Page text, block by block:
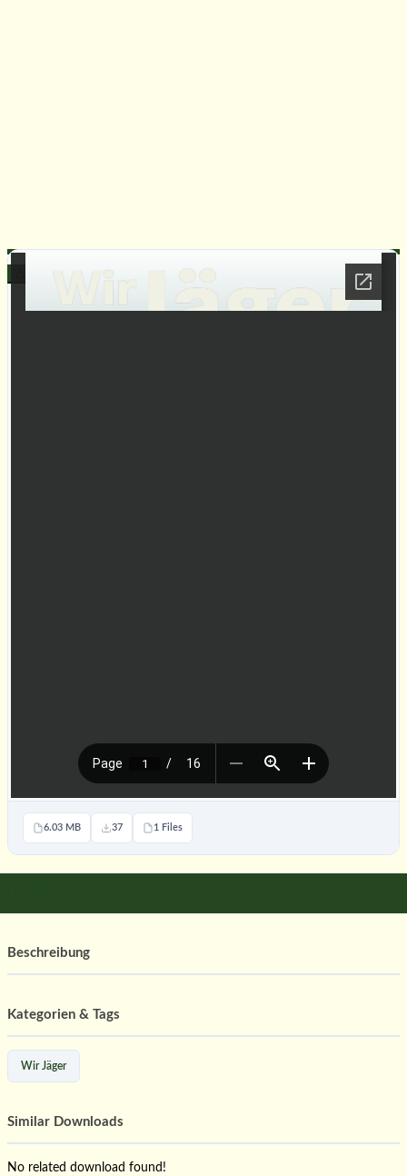
6.03 MB 37 1 Files
Beschreibung
Kategorien & Tags
Wir Jäger
Similar Downloads
No related download found!